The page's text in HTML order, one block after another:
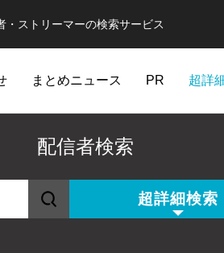
・ストリーマーの検索サービス
まとめニュース PR 超詳
配信者検索
超詳細検索